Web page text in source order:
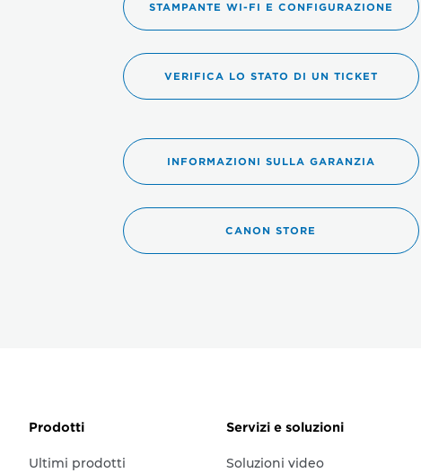
STAMPANTE WI-FI E CONFIGURAZIONE
VERIFICA LO STATO DI UN TICKET
INFORMAZIONI SULLA GARANZIA
CANON STORE
Prodotti
Ultimi prodotti
Servizi e soluzioni
Soluzioni video